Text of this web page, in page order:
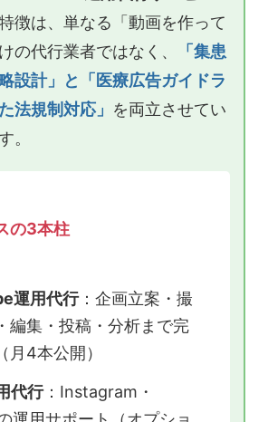
徴は、単なる「動画を作って
の代行業者ではなく、
「集患
設計」と「医療広告ガイドラ
法規制対応」 を両立させてい
。
の3本柱
運用代行：企画立案・撮
編集・投稿・分析まで完
月4本公開）
代行：Instagram・